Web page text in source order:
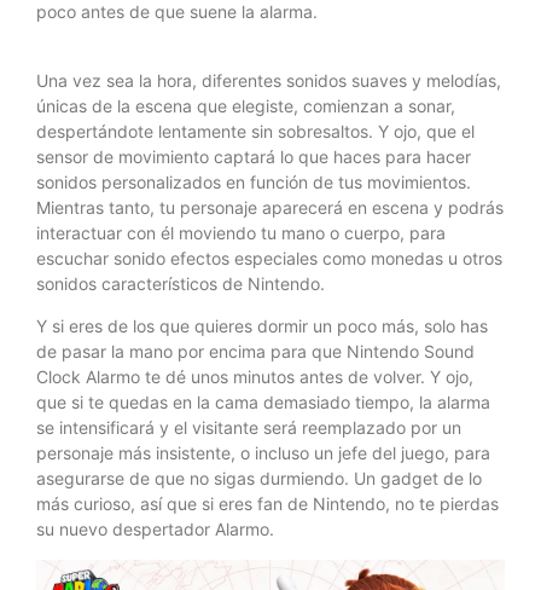
poco antes de que suene la alarma.
Una vez sea la hora, diferentes sonidos suaves y melodías,
únicas de la escena que elegiste, comienzan a sonar,
despertándote lentamente sin sobresaltos. Y ojo, que el
sensor de movimiento captará lo que haces para hacer
sonidos personalizados en función de tus movimientos.
Mientras tanto, tu personaje aparecerá en escena y podrás
interactuar con él moviendo tu mano o cuerpo, para
escuchar sonido efectos especiales como monedas u otros
sonidos característicos de Nintendo.
Y si eres de los que quieres dormir un poco más, solo has
de pasar la mano por encima para que Nintendo Sound
Clock Alarmo te dé unos minutos antes de volver. Y ojo,
que si te quedas en la cama demasiado tiempo, la alarma
se intensificará y el visitante será reemplazado por un
personaje más insistente, o incluso un jefe del juego, para
asegurarse de que no sigas durmiendo. Un gadget de lo
más curioso, así que si eres fan de Nintendo, no te pierdas
su nuevo despertador Alarmo.